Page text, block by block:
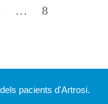
…
8
pacients d'Artrosi.